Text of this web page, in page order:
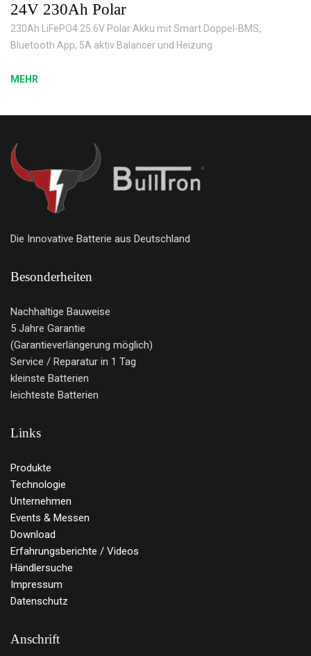
24V 230Ah Polar
230Ah LiFePO4 25.6V Polar Akku mit Smart Doppel-BMS,
Bluetooth App, 5A aktiv Balancer und Heizung
MEHR
Die Innovative Batterie aus Deutschland
Besonderheiten
Nachhaltige Bauweise
5 Jahre Garantie
(Garantieverlängerung möglich)
Service / Reparatur in 1 Tag
kleinste Batterien
leichteste Batterien
Links
Produkte
Technologie
Unternehmen
Events & Messen
Download
Erfahrungsberichte / Videos
Händlersuche
Impressum
Datenschutz
Anschrift